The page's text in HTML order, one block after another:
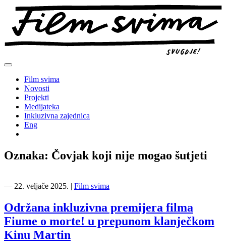
Preskoči
sadržaj
Film svima
Novosti
Projekti
Medijateka
Inkluzivna zajednica
Eng
Oznaka: Čovjak koji nije mogao šutjeti
― 22. veljače 2025. | Film svima
Održana inkluzivna premijera filma
Fiume o morte! u prepunom klanječkom
Kinu Martin